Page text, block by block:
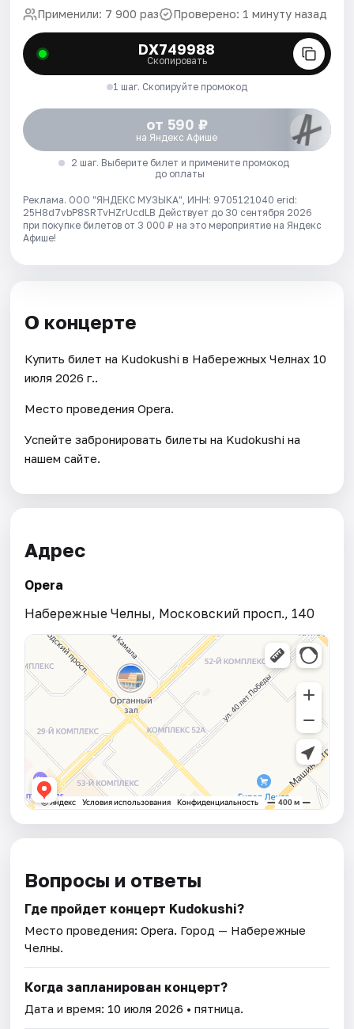
Применили: 7 900 раз Проверено: 1 минуту назад
DX749988
Скопировать
1 шаг. Скопируйте промокод
от 590 ₽
на Яндекс Афише
2 шаг. Выберите билет и примените промокод
до оплаты
Реклама. ООО "ЯНДЕКС МУЗЫКА", ИНН: 9705121040 erid:
25H8d7vbP8SRTvHZrUcdLB Действует до 30 сентября 2026
при покупке билетов от 3 000 ₽ на это мероприятие на Яндекс
Афише!
О концерте
Купить билет на Kudokushi в Набережных Челнах 10
июля 2026 г..
Место проведения Opera.
Успейте забронировать билеты на Kudokushi на
нашем сайте.
Адрес
Opera
Набережные Челны, Московский просп., 140
Вопросы и ответы
Где пройдет концерт Kudokushi?
Место проведения:Opera. Город — Набережные
Челны.
Когда запланирован концерт?
Дата и время: 10 июля 2026 • пятница.